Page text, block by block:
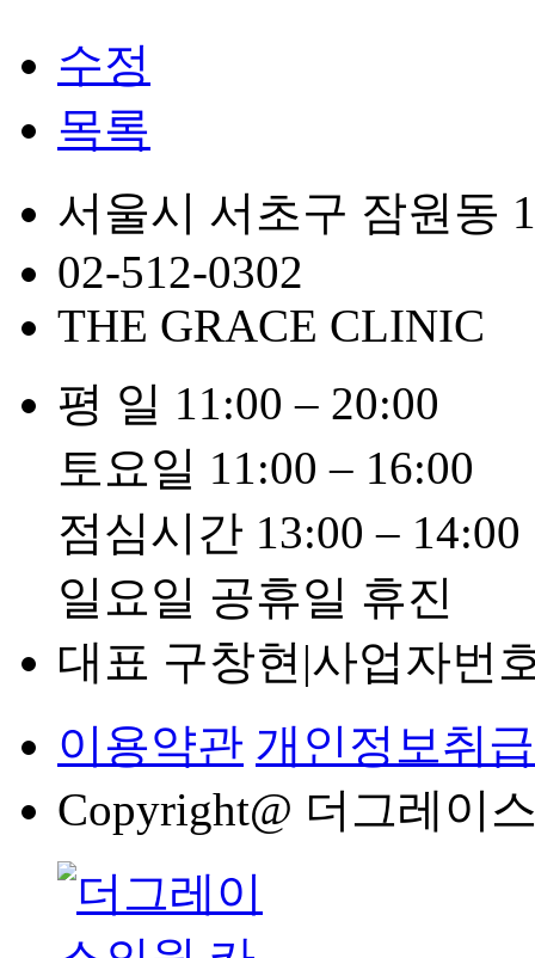
수정
목록
서울시 서초구 잠원동
02-512-0302
THE GRACE CLINIC
평 일 11:00 – 20:00
토요일 11:00 – 16:00
점심시간 13:00 – 14:00
일요일 공휴일 휴진
대표 구창현 |사업자번
이용약관 개인정보취
Copyright@ 더그레이